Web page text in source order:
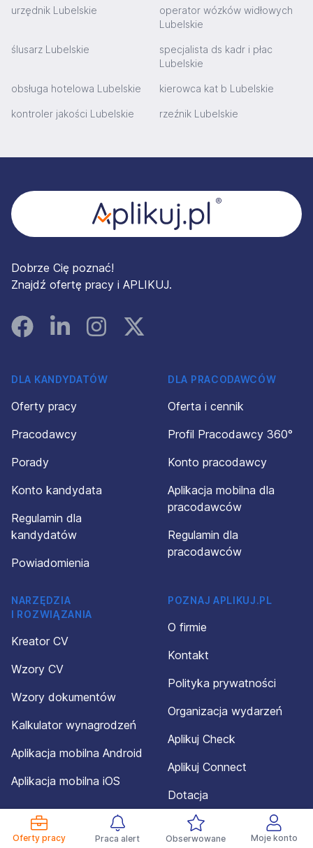
Oferty pracy Praca alert Obserwowane Moje konto
urzędnik Lubelskie
operator wózków widłowych
Lubelskie
ślusarz Lubelskie
specjalista ds kadr i płac
Lubelskie
obsługa hotelowa Lubelskie kierowca kat b Lubelskie
kontroler jakości Lubelskie rzeźnik Lubelskie
Dobrze Cię poznać!
Znajdź ofertę pracy i APLIKUJ.
FacebookLinked InInstagramInstagram
DLA KANDYDATÓW
Oferty pracy
Pracodawcy
Porady
Konto kandydata
Regulamin dla
kandydatów
Powiadomienia
DLA PRACODAWCÓW
Oferta i cennik
Profil Pracodawcy 360°
Konto pracodawcy
Aplikacja mobilna dla
pracodawców
Regulamin dla
pracodawców
NARZĘDZIA
I ROZWIĄZANIA
Kreator CV
Wzory CV
Wzory dokumentów
Kalkulator wynagrodzeń
Aplikacja mobilna Android
Aplikacja mobilna iOS
POZNAJ APLIKUJ.PL
O firmie
Kontakt
Polityka prywatności
Organizacja wydarzeń
Aplikuj Check
Aplikuj Connect
Dotacja
Mapa serwisu